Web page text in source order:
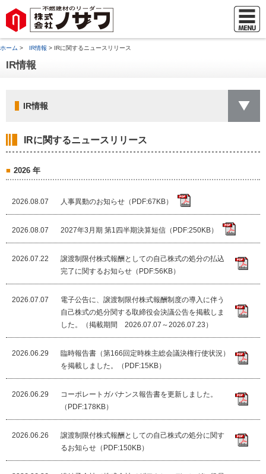
ホーム > IR情報 > IRに関するニュースリリース
IR情報
IR情報
IRに関するニュースリリース
2026 年
2026.08.07 人事異動のお知らせ（PDF:67KB）
2026.08.07 2027年3月期 第1四半期決算短信（PDF:250KB）
2026.07.22
譲渡制限付株式報酬としての自己株式の処分の払込
完了に関するお知らせ（PDF:56KB）
2026.07.07
電子公告に、譲渡制限付株式報酬制度の導入に伴う
自己株式の処分関する取締役会決議公告を掲載しま
した。（掲載期間 2026.07.07～2026.07.23）
2026.06.29
臨時報告書（第166回定時株主総会議決権行使状況）
を掲載しました。（PDF:15KB）
2026.06.29
コーポレートガバナンス報告書を更新しました。
（PDF:178KB）
2026.06.26
譲渡制限付株式報酬としての自己株式の処分に関す
るお知らせ（PDF:150KB）